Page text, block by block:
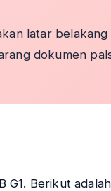
latar
dokumen
Berikut